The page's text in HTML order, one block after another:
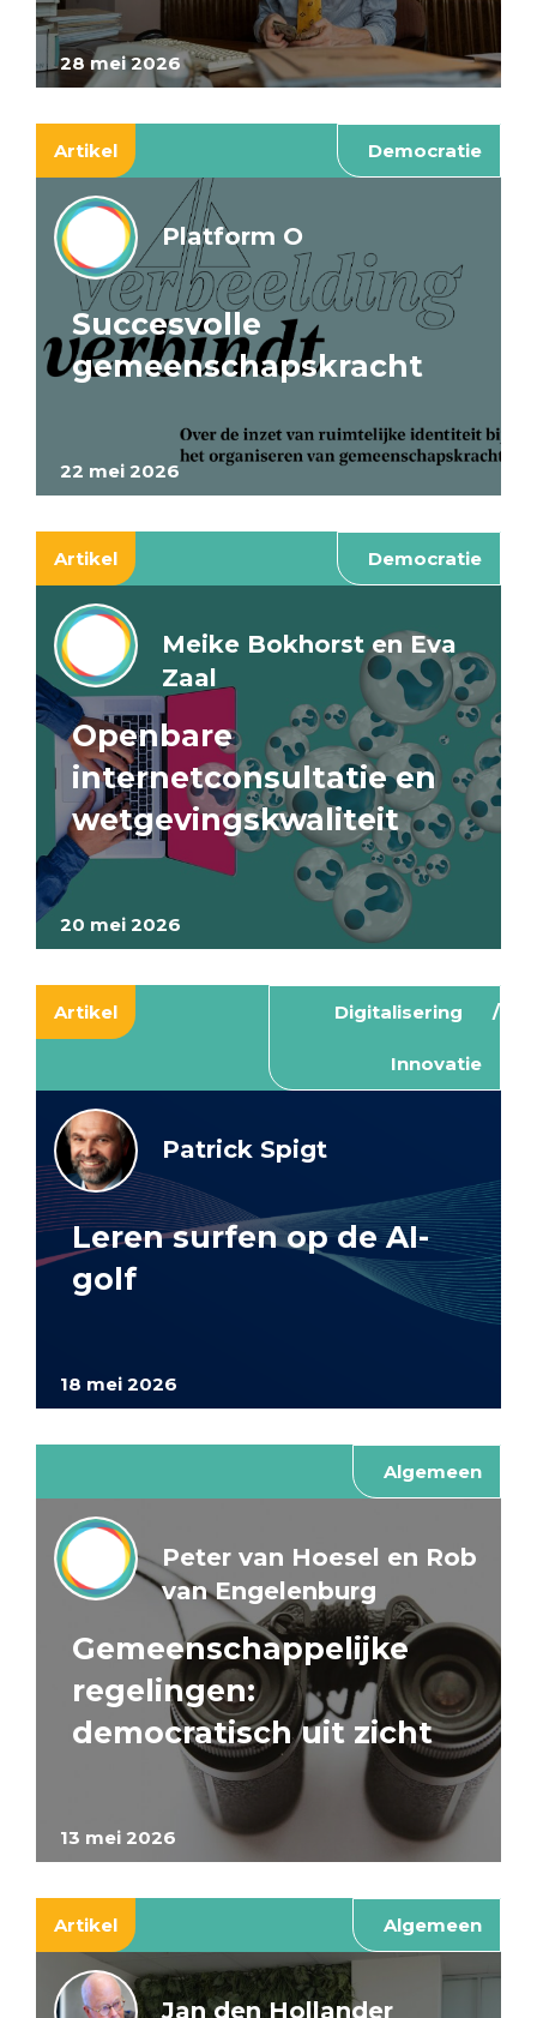
28 mei 2026
Artikel Democratie
22 mei 2026
Platform O
Succesvolle
gemeenschapskracht
Artikel Democratie
20 mei 2026
Meike Bokhorst en Eva
Zaal
Openbare
internetconsultatie en
wetgevingskwaliteit
Artikel Digitalisering
Innovatie
18 mei 2026
Patrick Spigt
Leren surfen op de AI-
golf
Algemeen
13 mei 2026
Peter van Hoesel en Rob
van Engelenburg
Gemeenschappelijke
regelingen:
democratisch uit zicht
Artikel Algemeen
Jan den Hollander